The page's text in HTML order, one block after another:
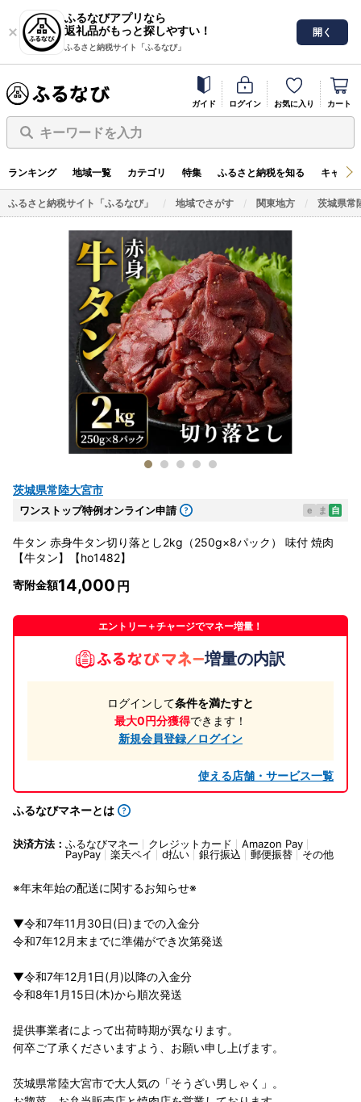
ふるなびアプリなら
返礼品がもっと探しやすい！
ふるさと納税サイト「ふるなび」
開く
ガイド ログイン お気に入り カート
キーワードを入力
ランキング 地域一覧 カテゴリ 特集 ふるさと納税を知る キャン
ふるさと納税サイト「ふるなび」 地域でさがす 関東地方 茨城県常
茨城県常陸大宮市
ワンストップ特例オンライン申請 e ま 自
牛タン 赤身牛タン切り落とし2kg（250g×8パック） 味付 焼肉
【牛タン】【ho1482】
寄附金額14,000
エントリー＋チャージでマネー増量！
増量の内訳
ログインして条件を満たすと
最大0円分獲得できます！
新規会員登録／ログイン
使える店舗・サービス一覧
ふるなびマネーとは
決済方法： ふるなびマネー クレジットカード
Amazon Pay
PayPay
楽天ペイ d払い 銀行振込 郵便振替 その他
※年末年始の配送に関するお知らせ※
▼令和7年11月30日(日)までの入金分
令和7年12月末までに準備ができ次第発送
▼令和7年12月1日(月)以降の入金分
令和8年1月15日(木)から順次発送
提供事業者によって出荷時期が異なります。
何卒ご了承くださいますよう、お願い申し上げます。
茨城県常陸大宮市で大人気の「そうざい男しゃく」。